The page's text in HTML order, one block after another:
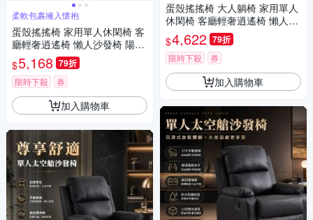
柔軟包裹擁入懷抱
蛋殼搖搖椅 家用單人休閑椅 客
廳輕奢逍遙椅 懶人沙發椅 陽臺
慵懶躺椅 大人搖椅 腳踏款
$5,168 79折
限時下殺 券
加入購物車
蛋殼搖搖椅 大人躺椅 家用單人
休閑椅 客廳輕奢逍遙椅 懶人沙
發椅 陽臺慵懶躺椅
$4,622 79折
限時下殺 券
加入購物車